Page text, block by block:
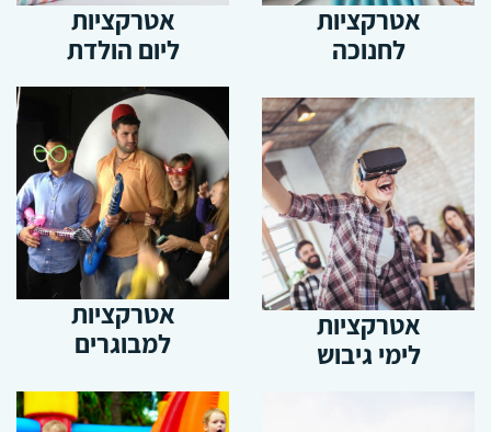
אטרקציות
לחנוכה
אטרקציות
ליום הולדת
אטרקציות
לימי גיבוש
אטרקציות
למבוגרים